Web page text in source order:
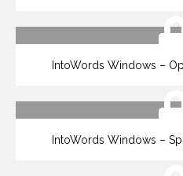
IntoWords Windows –
IntoWords Windows –